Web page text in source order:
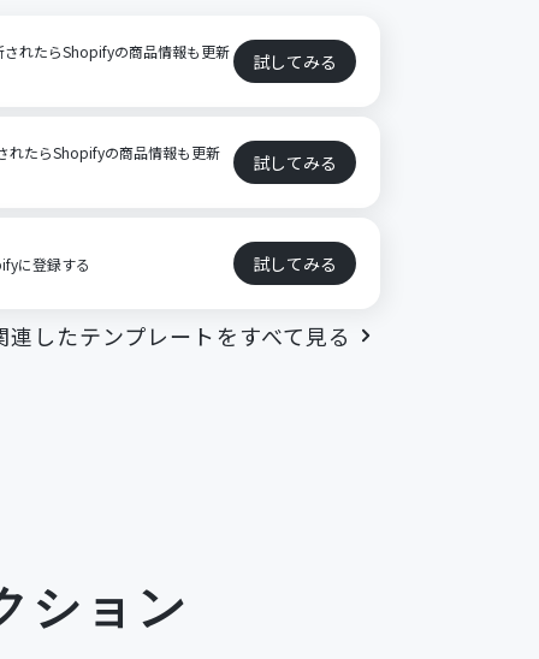
れたらShopifyの商品情報も更新 試してみる
れたらShopifyの商品情報も更新 試してみる
に登録する 試してみる
連したテンプレートをすべて見る
ション